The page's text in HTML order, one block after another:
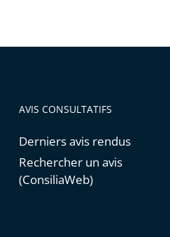
AVIS CONSULTATIFS
Derniers avis rendus
Rechercher un avis
(ConsiliaWeb)